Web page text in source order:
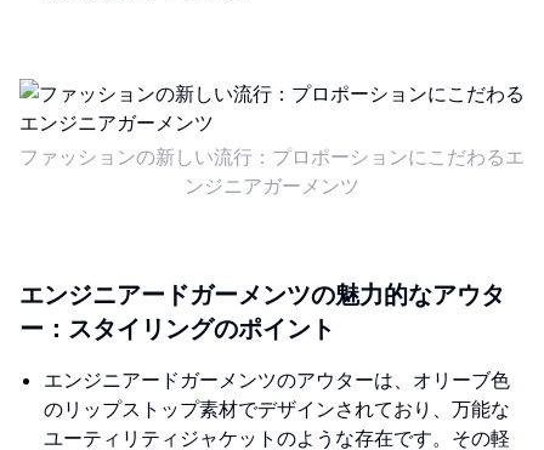
ファッションの新しい流行：プロポーションにこだわるエ
ンジニアガーメンツ
エンジニアードガーメンツの魅力的なアウタ
ー：スタイリングのポイント
エンジニアードガーメンツのアウターは、オリーブ色
のリップストップ素材でデザインされており、万能な
ユーティリティジャケットのような存在です。その軽